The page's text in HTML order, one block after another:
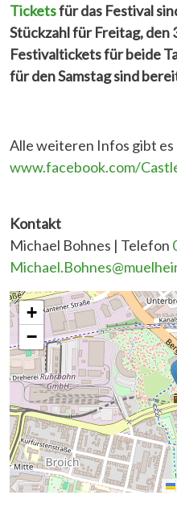
Ticketsfür das Festival
Stückzahl für Freitag, den
Festivaltickets für beide
für den Samstag sind
Alle weiteren Infos gibt es
www.facebook.com/
Kontakt
Michael Bohnes | Telefon
+
−